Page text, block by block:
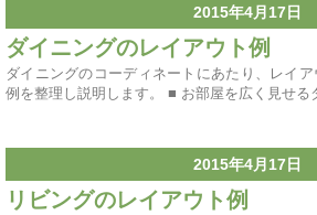
2015年4月17日
ダイニングのレイアウト例
ダイニングのコーディネートにあたり、レイ
例を整理し説明します。 ■ お部屋を広く見せ
2015年4月17日
リビングのレイアウト例